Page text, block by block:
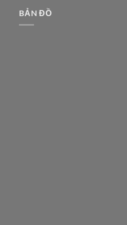
BẢN ĐỒ